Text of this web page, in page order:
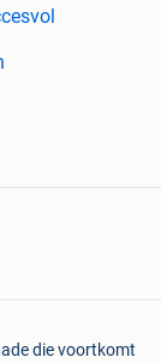
die voortkomt